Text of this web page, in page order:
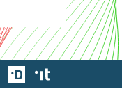
Team Digitale